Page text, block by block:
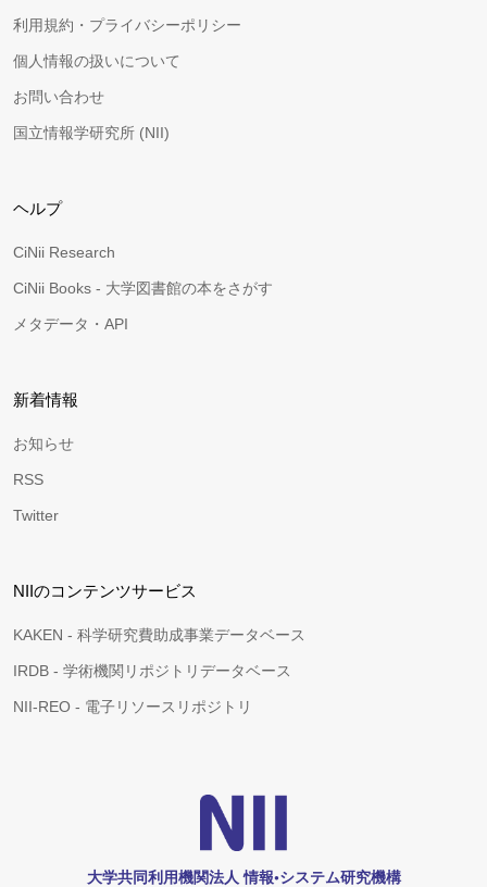
利用規約・プライバシーポリシー
個人情報の扱いについて
お問い合わせ
国立情報学研究所 (NII)
ヘルプ
CiNii Research
CiNii Books - 大学図書館の本をさがす
メタデータ・API
新着情報
お知らせ
RSS
Twitter
NIIのコンテンツサービス
KAKEN - 科学研究費助成事業データベース
IRDB - 学術機関リポジトリデータベース
NII-REO - 電子リソースリポジトリ
大学共同利用機関法人 情報•システム研究機構